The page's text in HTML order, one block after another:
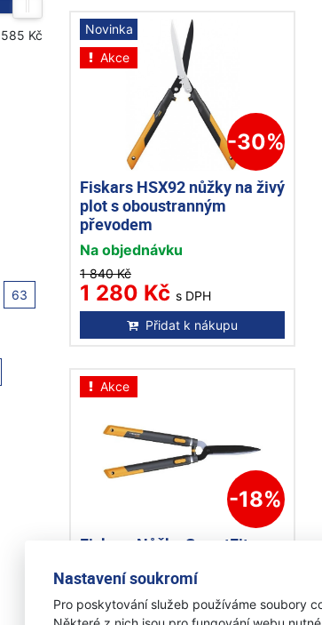
Nastavení soukromí
Pro poskytování služeb používáme soubory
63
Novinka
Akce
-30%
Fiskars HSX92 nůžky na živý
plot s oboustranným
převodem
Na objednávku
1 840 Kč
1 280 Kč s DPH
Přidat k nákupu
Akce
-18%
Fiskars Nůžky SmartFit na
114800
Na objednávku